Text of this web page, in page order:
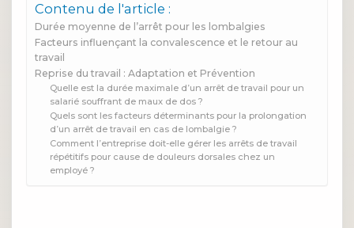
Contenu de l'article :
Durée moyenne de l’arrêt pour les lombalgies
Facteurs influençant la convalescence et le retour au
travail
Reprise du travail : Adaptation et Prévention
Quelle est la durée maximale d’un arrêt de travail pour un
salarié souffrant de maux de dos ?
Quels sont les facteurs déterminants pour la prolongation
d’un arrêt de travail en cas de lombalgie ?
Comment l’entreprise doit-elle gérer les arrêts de travail
répétitifs pour cause de douleurs dorsales chez un
employé ?